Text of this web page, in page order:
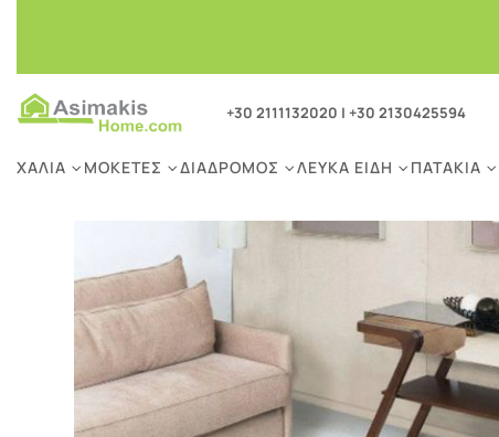
+30 2111132020 | +30 2130425594
ΧΑΛΙΆ ΜΟΚΈΤΕΣ ΔΙΆΔΡΟΜΟΣ ΛΕΥΚΆ ΕΊΔΗ ΠΑΤΆΚΙΑ